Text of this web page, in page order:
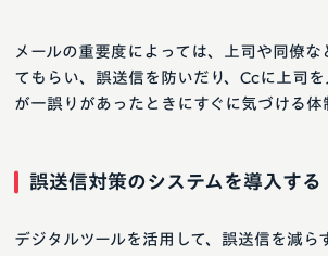
メールの重要度によっては、上司や同僚な
てもらい、誤送信を防いだり、Ccに上司
が一誤りがあったときにすぐに気づける体
誤送信対策のシステムを導入する
デジタルツールを活用して、誤送信を減ら